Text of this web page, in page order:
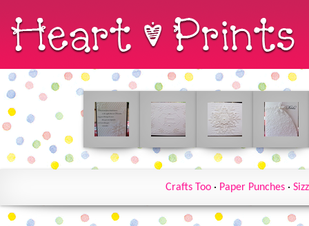
Crafts Too· Paper Punches·